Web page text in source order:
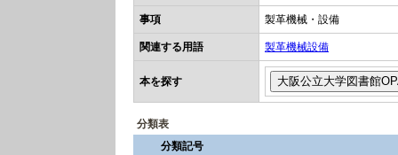
事項 製革機械・設備
関連する用語 製革機械設備
本を探す
分類表
分類記号